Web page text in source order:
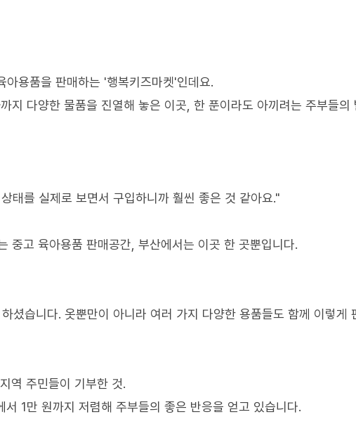
용품을 판매하는 '행복키즈마켓'인데요.
지 다양한 물품을 진열해 놓은 이곳, 한 푼이라도 아끼려는 주부들의
태를 실제로 보면서 구입하니까 훨씬 좋은 것 같아요."
중고 육아용품 판매공간, 부산에서는 이곳 한 곳뿐입니다.
셨습니다. 옷뿐만이 아니라 여러 가지 다양한 용품들도 함께 이렇게
역 주민들이 기부한 것.
1만 원까지 저렴해 주부들의 좋은 반응을 얻고 있습니다.